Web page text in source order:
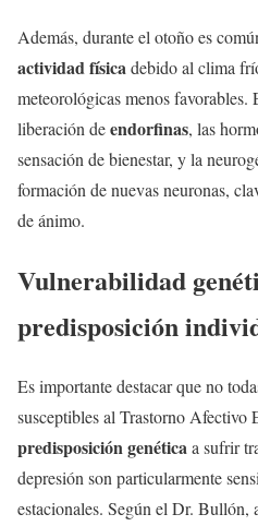
Además, durante el otoño es
actividad físicadebido al clima
meteorológicas menos favorables.
liberación deendorfinas, las
sensación de bienestar, y la
formación de nuevas neuronas,
de ánimo.
Vulnerabilidad
predisposición
Es importante destacar que no
susceptibles al Trastorno Afectivo
predisposición genéticaa sufrir
depresión son particularmente
estacionales. Según el Dr. Bullón,